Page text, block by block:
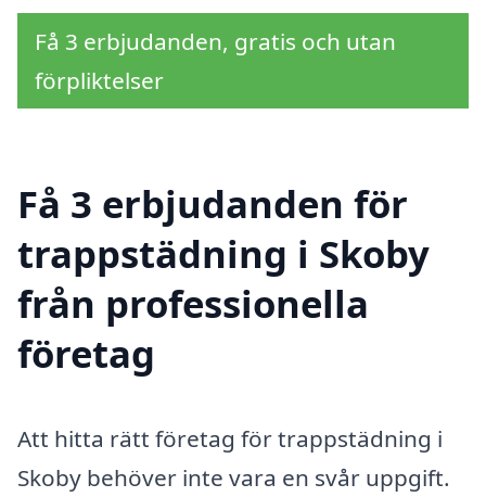
Få 3 erbjudanden, gratis och utan
förpliktelser
Få 3 erbjudanden för
trappstädning i Skoby
från professionella
företag
Att hitta rätt företag för trappstädning i
Skoby behöver inte vara en svår uppgift.